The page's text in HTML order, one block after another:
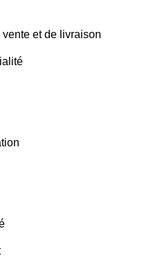
et de livraison